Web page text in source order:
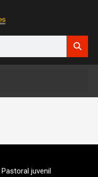
Pastoral juvenil